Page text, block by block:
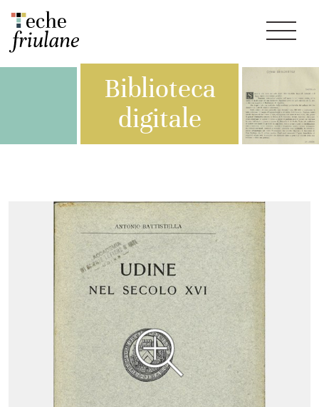
Biblioteca
digitale